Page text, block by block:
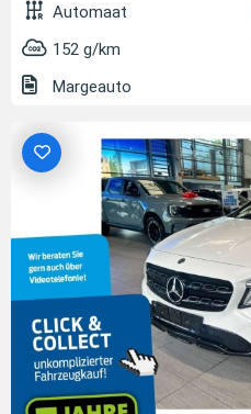
Automaat
152 g/km
Margeauto